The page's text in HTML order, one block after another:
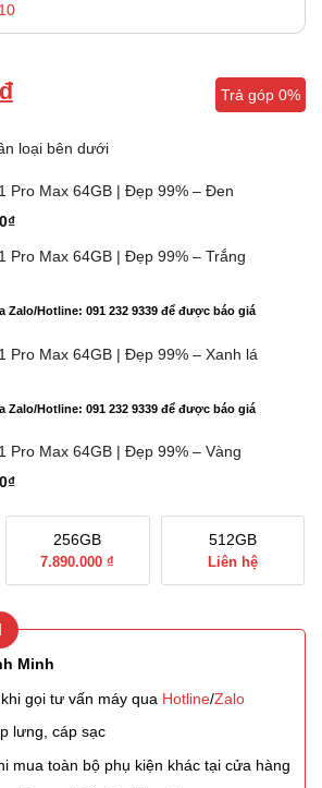
₫ Trả góp 0%
loại bên dưới
Pro Max 64GB | Đẹp 99% – Đen
₫
Pro Max 64GB | Đẹp 99% – Trắng
Zalo/Hotline: 091 232 9339 để được báo giá
Pro Max 64GB | Đẹp 99% – Xanh lá
Zalo/Hotline: 091 232 9339 để được báo giá
Pro Max 64GB | Đẹp 99% – Vàng
₫
Trả góp 0%
256GB
7.890.000 ₫
512GB
Liên hệ
Minh
gọi tư vấn máy qua Hotline/Zalo
lưng, cáp sạc
mua toàn bộ phụ kiện khác tại cửa hàng
Trả góp 0%